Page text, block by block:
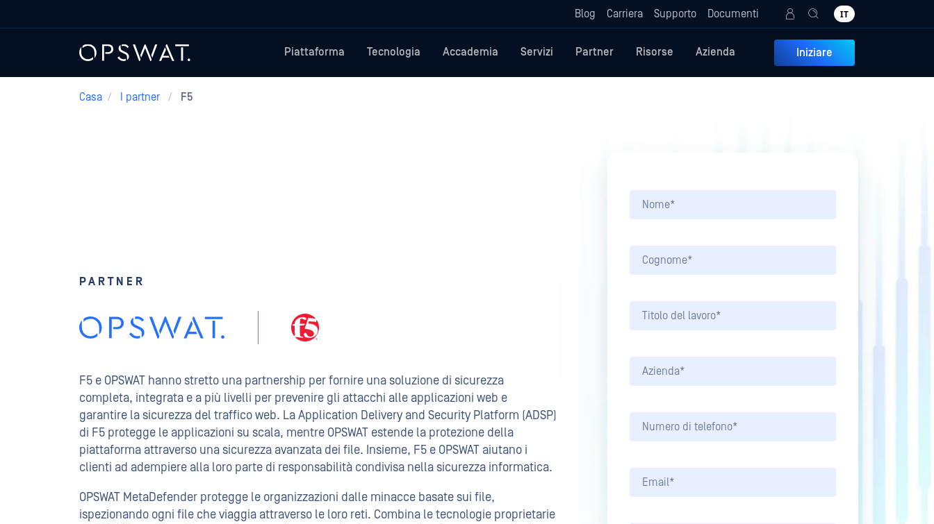
Blog Carriera Supporto Documenti IT
Piattaforma Tecnologia Accademia Servizi Partner Risorse Azienda Iniziare
Casa / I partner / F5
PARTNER
F5 + OPSWAT
F5 e OPSWAT hanno stretto una partnership per fornire una soluzione di sicurezza
completa, integrata e a più livelli per prevenire gli attacchi alle applicazioni web e
garantire la sicurezza del traffico web. La Application Delivery and Security Platform (ADSP)
di F5 protegge le applicazioni su scala, mentre OPSWAT estende la protezione della
piattaforma attraverso una sicurezza avanzata dei file. Insieme, F5 e OPSWAT aiutano i
clienti ad adempiere alla loro parte di responsabilità condivisa nella sicurezza informatica.
OPSWAT MetaDefender protegge le organizzazioni dalle minacce basate sui file,
ispezionando ogni file che viaggia attraverso le loro reti. Combina le tecnologie proprietarie